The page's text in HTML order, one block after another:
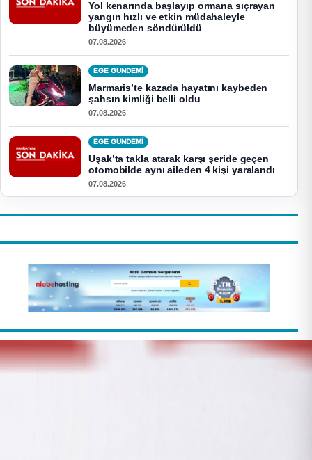
Yol kenarında başlayıp ormana sıçrayan
yangın hızlı ve etkin müdahaleyle
büyümeden söndürüldü
07.08.2026
EGE GUNDEMİ
Marmaris’te kazada hayatını kaybeden
şahsın kimliği belli oldu
07.08.2026
EGE GUNDEMİ
Uşak’ta takla atarak karşı şeride geçen
otomobilde aynı aileden 4 kişi yaralandı
07.08.2026